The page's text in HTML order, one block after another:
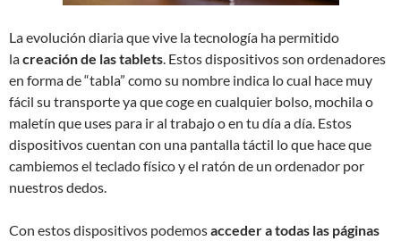
La evolución diaria que vive la tecnología ha permitido
lacreación de las tablets. Estos dispositivos son ordenadores
en forma de “tabla” como su nombre indica lo cual hace muy
fácil su transporte ya que coge en cualquier bolso, mochila o
maletín que uses para ir al trabajo o en tu día a día. Estos
dispositivos cuentan con una pantalla táctil lo que hace que
cambiemos el teclado físico y el ratón de un ordenador por
nuestros dedos.
Con estos dispositivos podemosacceder a todas las páginas